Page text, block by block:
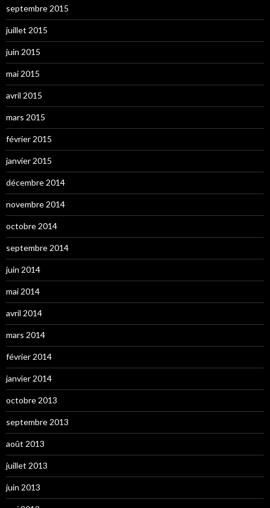
septembre 2015
juillet 2015
juin 2015
mai 2015
avril 2015
mars 2015
février 2015
janvier 2015
décembre 2014
novembre 2014
octobre 2014
septembre 2014
juin 2014
mai 2014
avril 2014
mars 2014
février 2014
janvier 2014
octobre 2013
septembre 2013
août 2013
juillet 2013
juin 2013